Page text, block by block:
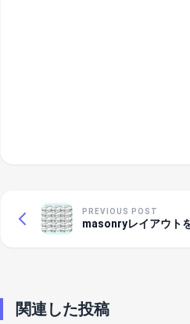
PREVIOUS POST
masonryレイアウト
関連した投稿